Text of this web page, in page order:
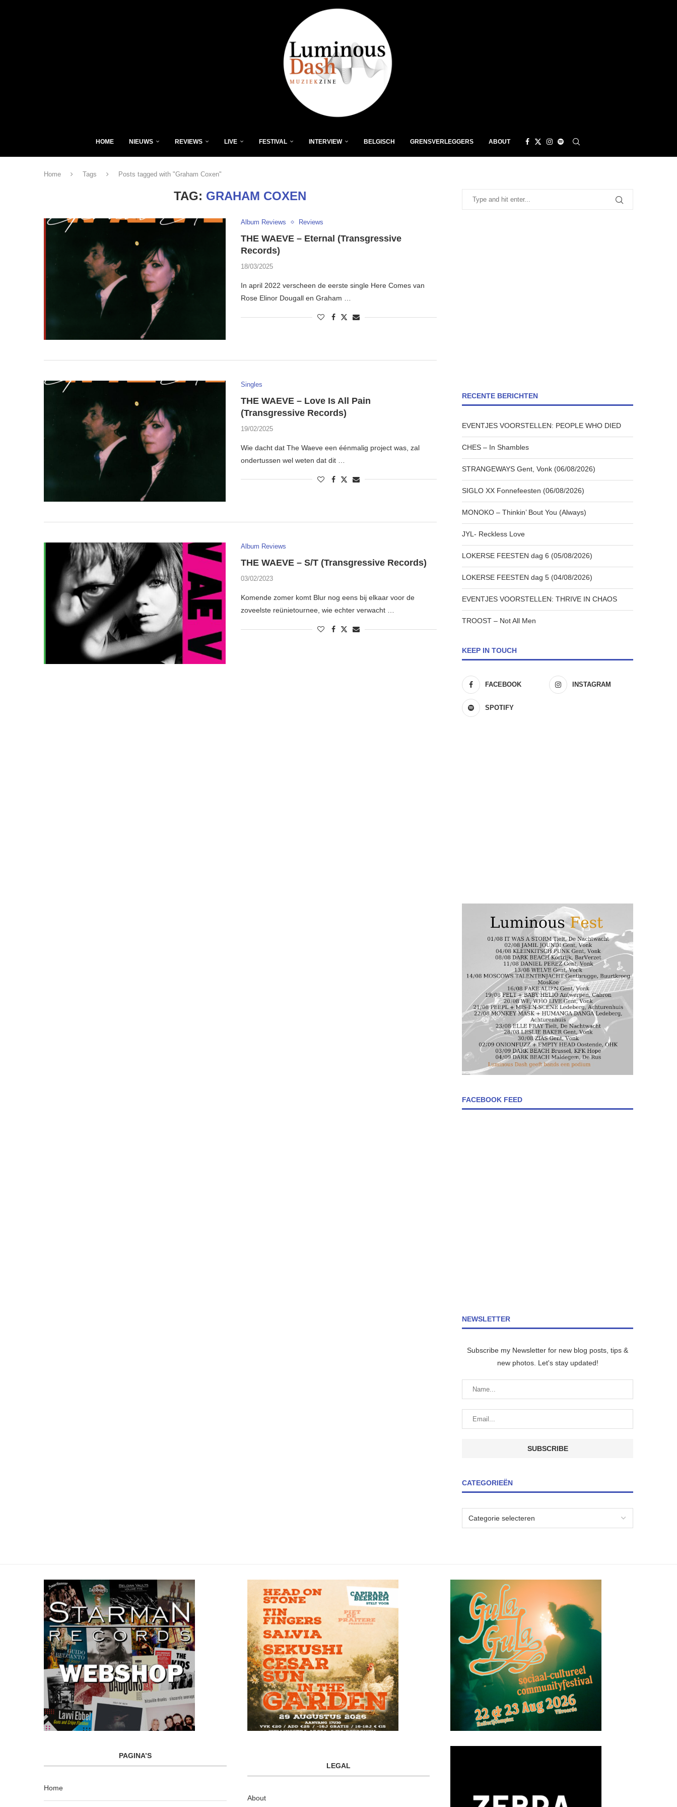
HOME NIEUWS REVIEWS LIVE FESTIVAL INTERVIEW BELGISCH GRENSVERLEGGERS ABOUT
Home Tags Posts tagged with "Graham Coxen"
TAG: GRAHAM COXEN
Album Reviews Reviews
THE WAEVE – Eternal (Transgressive
Records)
18/03/2025
In april 2022 verscheen de eerste single Here Comes van
Rose Elinor Dougall en Graham …
Singles
THE WAEVE – Love Is All Pain
(Transgressive Records)
19/02/2025
Wie dacht dat The Waeve een éénmalig project was, zal
ondertussen wel weten dat dit …
Album Reviews
THE WAEVE – S/T (Transgressive Records)
03/02/2023
Komende zomer komt Blur nog eens bij elkaar voor de
zoveelste reünietournee, wie echter verwacht …
RECENTE BERICHTEN
EVENTJES VOORSTELLEN: PEOPLE WHO DIED
CHES – In Shambles
STRANGEWAYS Gent, Vonk (06/08/2026)
SIGLO XX Fonnefeesten (06/08/2026)
MONOKO – Thinkin’ Bout You (Always)
JYL- Reckless Love
LOKERSE FEESTEN dag 6 (05/08/2026)
LOKERSE FEESTEN dag 5 (04/08/2026)
EVENTJES VOORSTELLEN: THRIVE IN CHAOS
TROOST – Not All Men
KEEP IN TOUCH
FACEBOOK INSTAGRAM
SPOTIFY
FACEBOOK FEED
NEWSLETTER
Subscribe my Newsletter for new blog posts, tips &
new photos. Let's stay updated!
CATEGORIEËN
PAGINA’S
Home
LEGAL
About